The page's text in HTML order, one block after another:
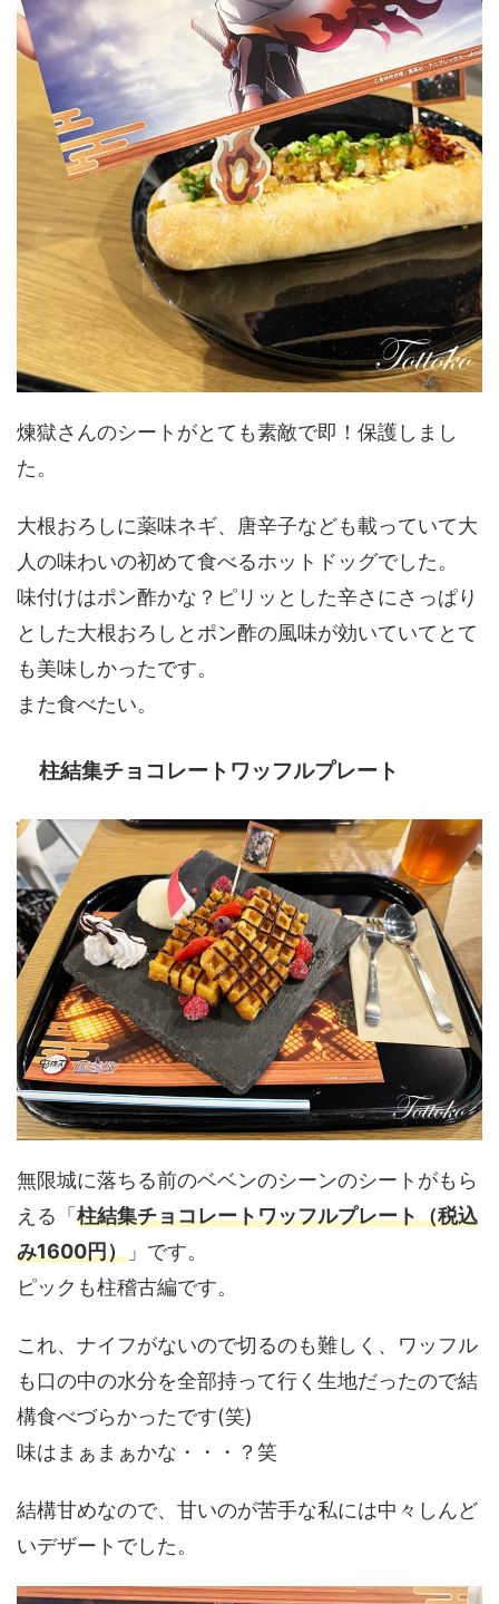
煉獄さんのシートがとても素敵で即！保護しまし
た。
大根おろしに薬味ネギ、唐辛子なども載っていて大
人の味わいの初めて食べるホットドッグでした。
味付けはポン酢かな？ピリッとした辛さにさっぱり
とした大根おろしとポン酢の風味が効いていてとて
も美味しかったです。
また食べたい。
柱結集チョコレートワッフルプレート
無限城に落ちる前のベベンのシーンのシートがもら
える「柱結集チョコレートワッフルプレート（税込
み1600円） 」です。
ピックも柱稽古編です。
これ、ナイフがないので切るのも難しく、ワッフル
も口の中の水分を全部持って行く生地だったので結
構食べづらかったです(笑)
味はまぁまぁかな・・・？笑
結構甘めなので、甘いのが苦手な私には中々しんど
いデザートでした。